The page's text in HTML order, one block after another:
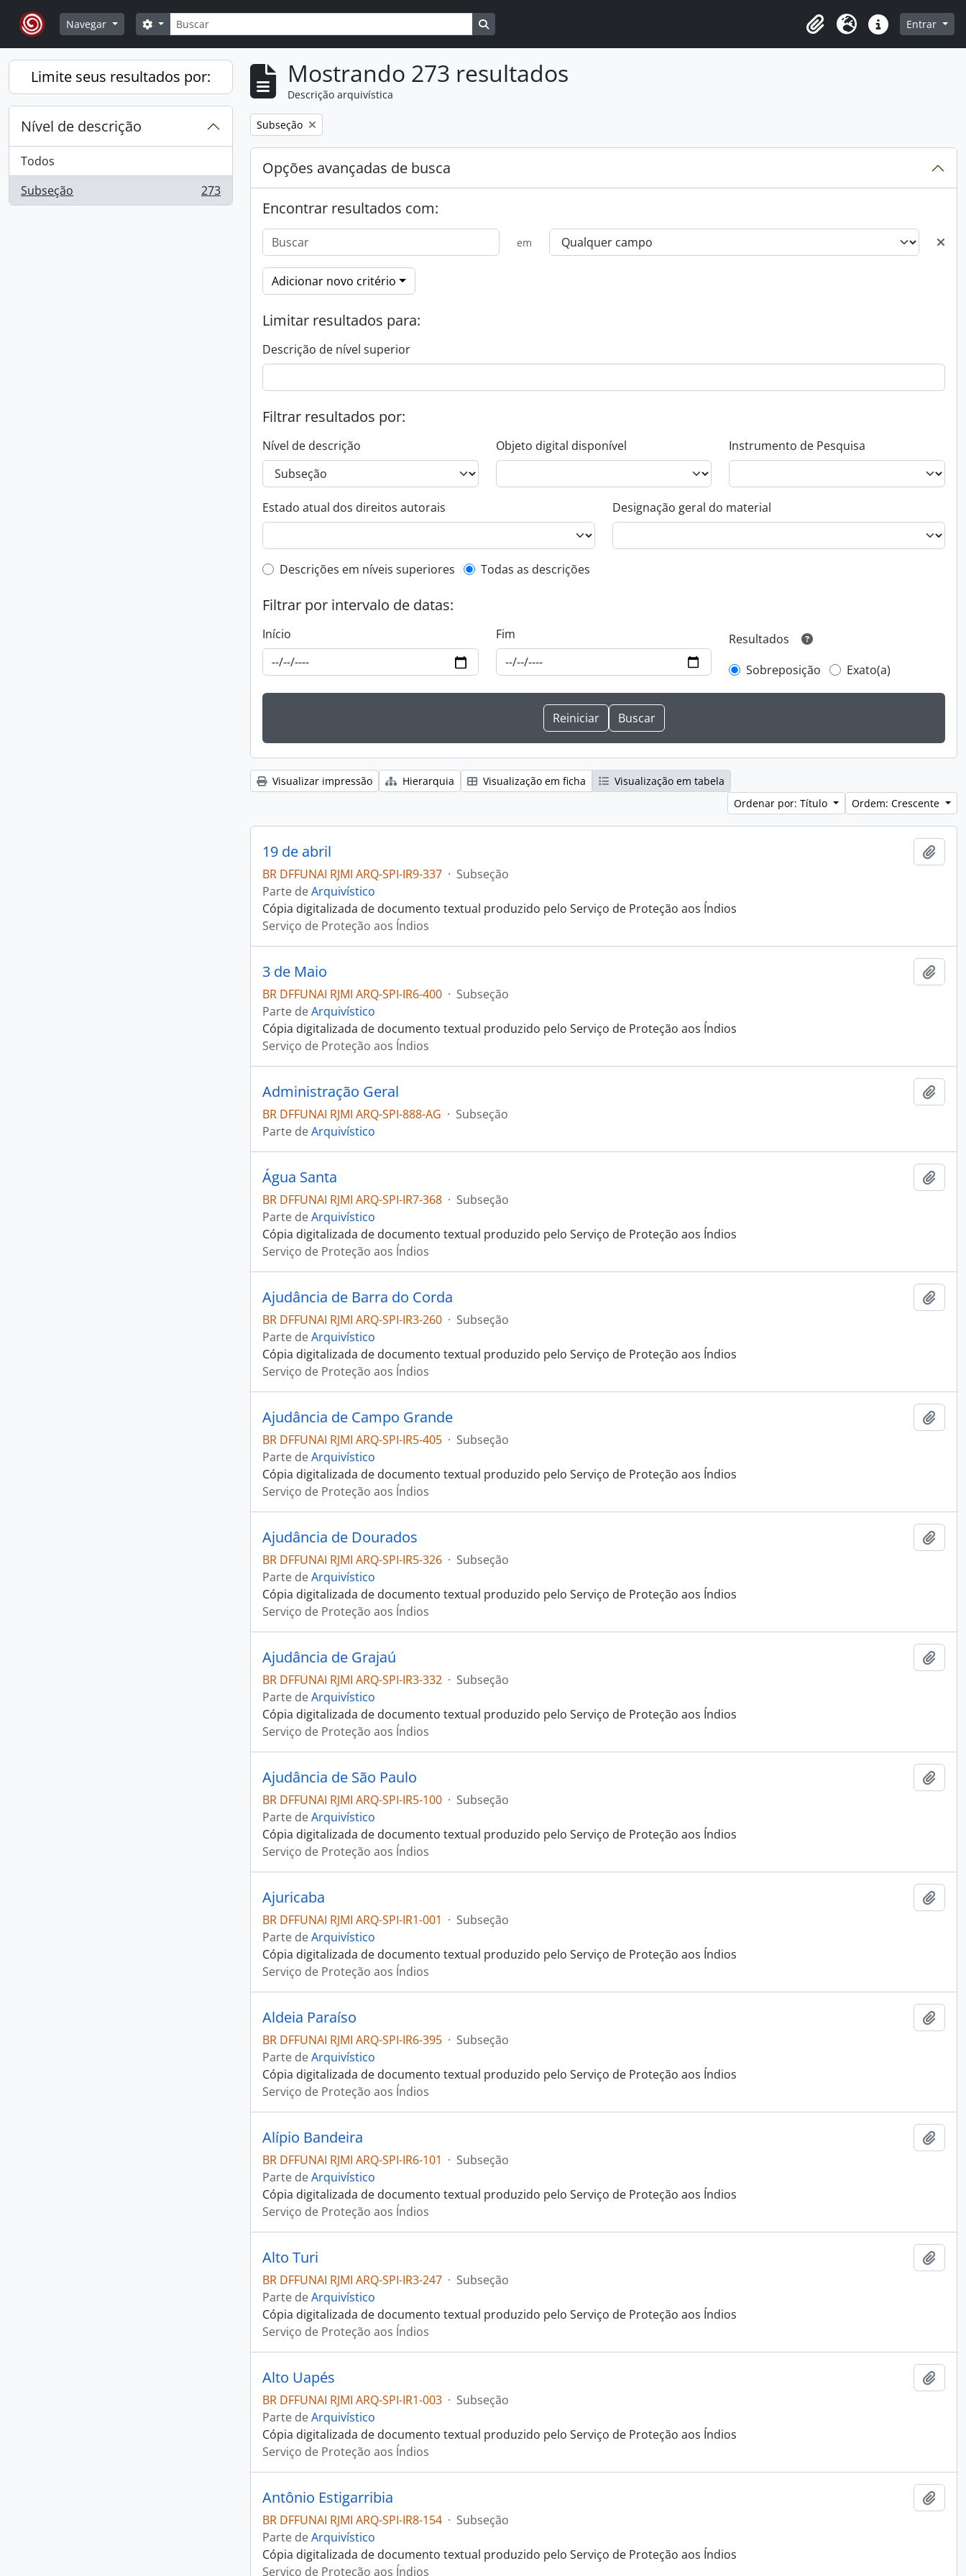
Skip to main content
Navegar
Buscar
Opções de busca
Área de Transferência
Idioma Atalhos Entrar
Limite seus resultados por:
Nível de descrição
Todos
Subseção
, 273 resultados 273
Mostrando 273 resultados
Descrição arquivística
Remover filtro:
Subseção
Opções avançadas de busca
Encontrar resultados com:
em
Adicionar novo critério
Limitar resultados para:
Descrição de nível superior
Filtrar resultados por:
Nível de descrição Objeto digital disponível Instrumento de Pesquisa
Estado atual dos direitos autorais Designação geral do material
Filtro de descrição de nível superior
Descrições em níveis superiores Todas as descrições
Filtrar por intervalo de datas:
Início Fim
Resultados
Sobreposição
Exato(a)
Visualizar impressão Hierarquia Visualização em ficha
Visualização em tabela
Ordenar por: Título
Ordem: Crescente
19 de abril
BR DFFUNAI RJMI ARQ-SPI-IR9-337 · Subseção
Parte deArquivístico
Cópia digitalizada de documento textual produzido pelo Serviço de Proteção aos Índios
Serviço de Proteção aos Índios
3 de Maio
BR DFFUNAI RJMI ARQ-SPI-IR6-400 · Subseção
Parte deArquivístico
Cópia digitalizada de documento textual produzido pelo Serviço de Proteção aos Índios
Serviço de Proteção aos Índios
Administração Geral
BR DFFUNAI RJMI ARQ-SPI-888-AG · Subseção
Parte deArquivístico
Água Santa
BR DFFUNAI RJMI ARQ-SPI-IR7-368 · Subseção
Parte deArquivístico
Cópia digitalizada de documento textual produzido pelo Serviço de Proteção aos Índios
Serviço de Proteção aos Índios
Ajudância de Barra do Corda
BR DFFUNAI RJMI ARQ-SPI-IR3-260 · Subseção
Parte deArquivístico
Cópia digitalizada de documento textual produzido pelo Serviço de Proteção aos Índios
Serviço de Proteção aos Índios
Ajudância de Campo Grande
BR DFFUNAI RJMI ARQ-SPI-IR5-405 · Subseção
Parte deArquivístico
Cópia digitalizada de documento textual produzido pelo Serviço de Proteção aos Índios
Serviço de Proteção aos Índios
Ajudância de Dourados
BR DFFUNAI RJMI ARQ-SPI-IR5-326 · Subseção
Parte deArquivístico
Cópia digitalizada de documento textual produzido pelo Serviço de Proteção aos Índios
Serviço de Proteção aos Índios
Ajudância de Grajaú
BR DFFUNAI RJMI ARQ-SPI-IR3-332 · Subseção
Parte deArquivístico
Cópia digitalizada de documento textual produzido pelo Serviço de Proteção aos Índios
Serviço de Proteção aos Índios
Ajudância de São Paulo
BR DFFUNAI RJMI ARQ-SPI-IR5-100 · Subseção
Parte deArquivístico
Cópia digitalizada de documento textual produzido pelo Serviço de Proteção aos Índios
Serviço de Proteção aos Índios
Ajuricaba
BR DFFUNAI RJMI ARQ-SPI-IR1-001 · Subseção
Parte deArquivístico
Cópia digitalizada de documento textual produzido pelo Serviço de Proteção aos Índios
Serviço de Proteção aos Índios
Aldeia Paraíso
BR DFFUNAI RJMI ARQ-SPI-IR6-395 · Subseção
Parte deArquivístico
Cópia digitalizada de documento textual produzido pelo Serviço de Proteção aos Índios
Serviço de Proteção aos Índios
Alípio Bandeira
BR DFFUNAI RJMI ARQ-SPI-IR6-101 · Subseção
Parte deArquivístico
Cópia digitalizada de documento textual produzido pelo Serviço de Proteção aos Índios
Serviço de Proteção aos Índios
Alto Turi
BR DFFUNAI RJMI ARQ-SPI-IR3-247 · Subseção
Parte deArquivístico
Cópia digitalizada de documento textual produzido pelo Serviço de Proteção aos Índios
Serviço de Proteção aos Índios
Alto Uapés
BR DFFUNAI RJMI ARQ-SPI-IR1-003 · Subseção
Parte deArquivístico
Cópia digitalizada de documento textual produzido pelo Serviço de Proteção aos Índios
Serviço de Proteção aos Índios
Antônio Estigarribia
BR DFFUNAI RJMI ARQ-SPI-IR8-154 · Subseção
Parte deArquivístico
Cópia digitalizada de documento textual produzido pelo Serviço de Proteção aos Índios
Serviço de Proteção aos Índios